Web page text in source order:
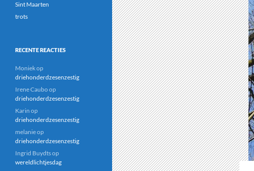
Sint Maarten
trots
RECENTE REACTIES
Moniekop
driehonderdzesenzestig
Irene Caubo op
driehonderdzesenzestig
Karin op
driehonderdzesenzestig
melanieop
driehonderdzesenzestig
Ingrid Buydtsop
wereldlichtjesdag